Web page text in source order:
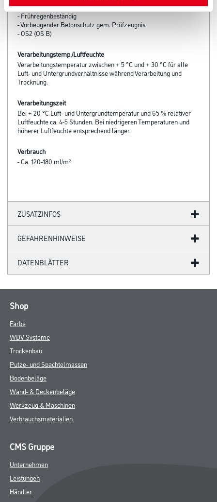
Produkteigenschaft
- Frühregenbeständig
- Vorbeugender Betonschutz gem. Prüfzeugnis
- OS2 (OS B)
Verarbeitungstemp./Luftfeuchte
Verarbeitungstemperatur zwischen + 5 °C und + 30 °C für alle
Luft- und Untergrundverhältnisse während Verarbeitung und
Trocknung.
Verarbeitungszeit
Bei + 20 °C Luft- und Untergrundtemperatur und 65 % relativer
Luftfeuchte ca. 4-5 Stunden. Bei niedrigeren Temperaturen und
höherer Luftfeuchte entsprechend länger.
Verbrauch
- Ca. 120-180 ml/m²
ZUSATZINFOS
GEFAHRENHINWEISE
DATENBLÄTTER
Shop
Farbe
WDV-Systeme
Trockenbau
Putze- und Spachtelmassen
Bodenbeläge
Wand- & Deckenbeläge
Werkzeug & Maschinen
Verbrauchsmaterialien
CMS Gruppe
Unternehmen
Leistungen
Händler